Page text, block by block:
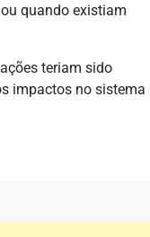
quando existiam
teriam sido
impactos no sistema